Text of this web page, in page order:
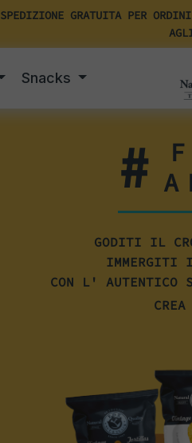
SPEDIZIONE GRATUITA PER
Snacks
#
GODITI IL
IMMERGITI
CON L' AUTENTICO